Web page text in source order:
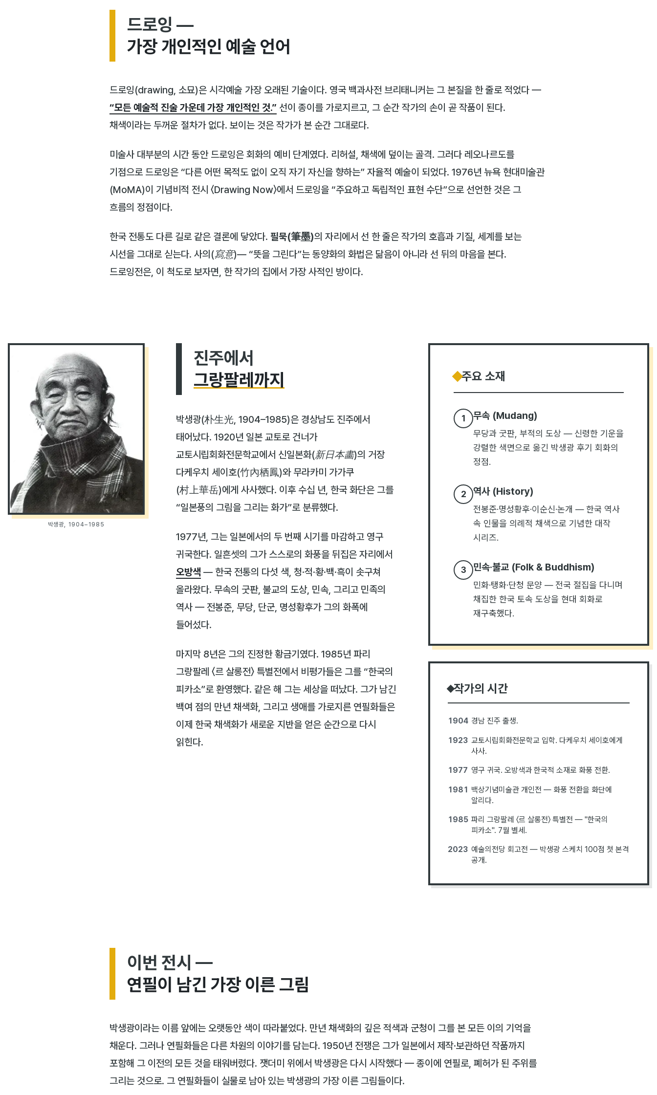
드로잉 —
가장 개인적인 예술 언어
드로잉(drawing, 소묘)은 시각예술 가장 오래된 기술이다. 영국 백과사전 브리태니커는 그 본질을 한 줄로 적었다 —
“모든 예술적 진술 가운데 가장 개인적인 것.” 선이 종이를 가로지르고, 그 순간 작가의 손이 곧 작품이 된다.
채색이라는 두꺼운 절차가 없다. 보이는 것은 작가가 본 순간 그대로다.
미술사 대부분의 시간 동안 드로잉은 회화의 예비 단계였다. 리허설, 채색에 덮이는 골격. 그러다 레오나르도를
기점으로 드로잉은 “다른 어떤 목적도 없이 오직 자기 자신을 향하는” 자율적 예술이 되었다. 1976년 뉴욕 현대미술관
(MoMA)이 기념비적 전시 〈Drawing Now〉에서 드로잉을 “주요하고 독립적인 표현 수단”으로 선언한 것은 그
흐름의 정점이다.
한국 전통도 다른 길로 같은 결론에 닿았다. 필묵(筆墨)의 자리에서 선 한 줄은 작가의 호흡과 기질, 세계를 보는
시선을 그대로 싣는다. 사의(寫意)— “뜻을 그린다”는 동양화의 화법은 닮음이 아니라 선 뒤의 마음을 본다.
드로잉전은, 이 척도로 보자면, 한 작가의 집에서 가장 사적인 방이다.
박생광, 1904–1985
진주에서
그랑팔레까지
박생광(朴生光, 1904–1985)은 경상남도 진주에서
태어났다. 1920년 일본 교토로 건너가
교토시립회화전문학교에서 신일본화(新日本畵)의 거장
다케우치 세이호(竹內栖鳳)와 무라카미 가가쿠
(村上華岳)에게 사사했다. 이후 수십 년, 한국 화단은 그를
“일본풍의 그림을 그리는 화가”로 분류했다.
1977년, 그는 일본에서의 두 번째 시기를 마감하고 영구
귀국한다. 일흔셋의 그가 스스로의 화풍을 뒤집은 자리에서
오방색 — 한국 전통의 다섯 색, 청·적·황·백·흑이 솟구쳐
올라왔다. 무속의 굿판, 불교의 도상, 민속, 그리고 민족의
역사 — 전봉준, 무당, 단군, 명성황후가 그의 화폭에
들어섰다.
마지막 8년은 그의 진정한 황금기였다. 1985년 파리
그랑팔레 〈르 살롱전〉 특별전에서 비평가들은 그를 “한국의
피카소”로 환영했다. 같은 해 그는 세상을 떠났다. 그가 남긴
백여 점의 만년 채색화, 그리고 생애를 가로지른 연필화들은
이제 한국 채색화가 새로운 지반을 얻은 순간으로 다시
읽힌다.
주요 소재
1 무속 (Mudang)
무당과 굿판, 부적의 도상 — 신령한 기운을
강렬한 색면으로 옮긴 박생광 후기 회화의
정점.
2 역사 (History)
전봉준·명성황후·이순신·논개 — 한국 역사
속 인물을 의례적 채색으로 기념한 대작
시리즈.
3 민속·불교 (Folk & Buddhism)
민화·탱화·단청 문양 — 전국 절집을 다니며
채집한 한국 토속 도상을 현대 회화로
재구축했다.
작가의 시간
1904 경남 진주 출생.
1923 교토시립회화전문학교 입학. 다케우치 세이호에게
사사.
1977 영구 귀국. 오방색과 한국적 소재로 화풍 전환.
1981 백상기념미술관 개인전 — 화풍 전환을 화단에
알리다.
1985 파리 그랑팔레 〈르 살롱전〉 특별전 — "한국의
피카소". 7월 별세.
2023 예술의전당 회고전 — 박생광 스케치 100점 첫 본격
공개.
이번 전시 —
연필이 남긴 가장 이른 그림
박생광이라는 이름 앞에는 오랫동안 색이 따라붙었다. 만년 채색화의 깊은 적색과 군청이 그를 본 모든 이의 기억을
채운다. 그러나 연필화들은 다른 차원의 이야기를 담는다. 1950년 전쟁은 그가 일본에서 제작·보관하던 작품까지
포함해 그 이전의 모든 것을 태워버렸다. 잿더미 위에서 박생광은 다시 시작했다 — 종이에 연필로, 폐허가 된 주위를
그리는 것으로. 그 연필화들이 실물로 남아 있는 박생광의 가장 이른 그림들이다.